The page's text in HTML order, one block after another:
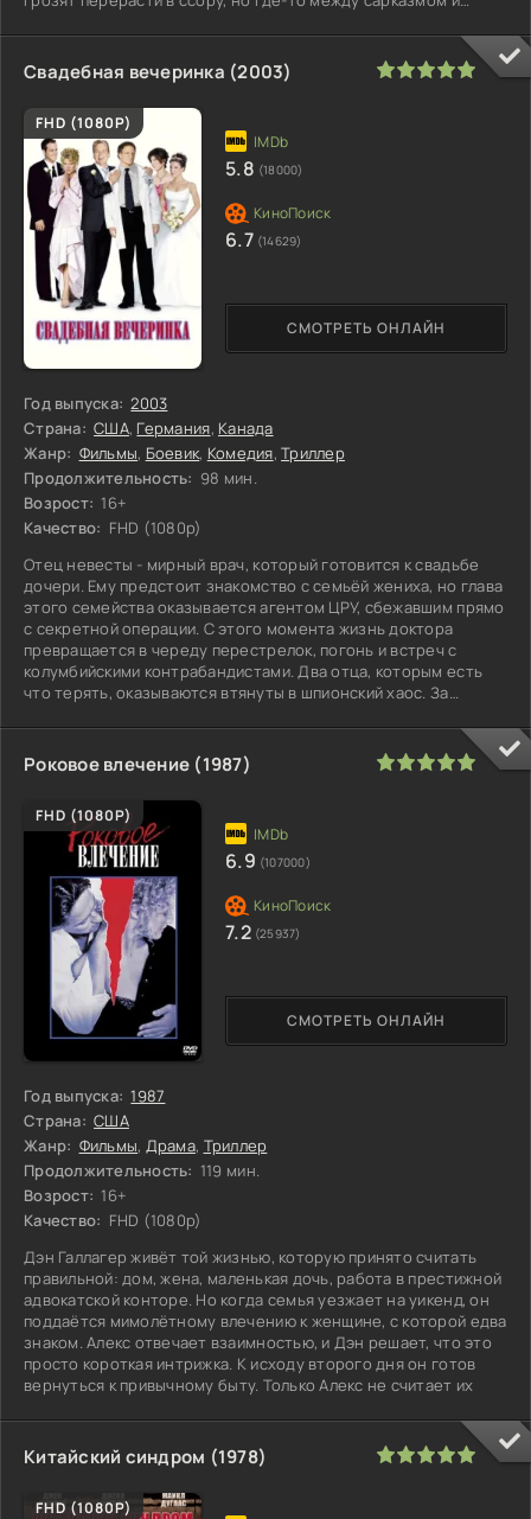
Свадебная вечеринка (2003)
FHD (1080P)
Год выпуска: 2003
Страна: США, Германия, Канада
Жанр: Фильмы, Боевик, Комедия,Триллер
Продолжительность: 98 мин.
Возрост: 16+
Качество: FHD (1080p)
Отец невесты - мирный врач, который готовится к свадьбе
дочери. Ему предстоит знакомство с семьёй жениха, но глава
этого семейства оказывается агентом ЦРУ, сбежавшим прямо
с секретной операции. С этого момента жизнь доктора
превращается в череду перестрелок, погонь и встреч с
колумбийскими контрабандистами. Два отца, которым есть
что терять, оказываются втянуты в шпионский хаос. За
СМОТРЕТЬ ОНЛАЙН
5.8 (18000)
6.7 (14629)
100 1 2
Роковое влечение (1987)
FHD (1080P)
Год выпуска: 1987
Страна: США
Жанр: Фильмы, Драма, Триллер
Продолжительность: 119 мин.
Возрост: 16+
Качество: FHD (1080p)
Дэн Галлагер живёт той жизнью, которую принято считать
правильной: дом, жена, маленькая дочь, работа в престижной
адвокатской конторе. Но когда семья уезжает на уикенд, он
поддаётся мимолётному влечению к женщине, с которой едва
знаком. Алекс отвечает взаимностью, и Дэн решает, что это
просто короткая интрижка. К исходу второго дня он готов
вернуться к привычному быту. Только Алекс не считает их
СМОТРЕТЬ ОНЛАЙН
6.9 (107000)
7.2 (25937)
100
Китайский синдром (1978)
FHD (1080P)
100 1